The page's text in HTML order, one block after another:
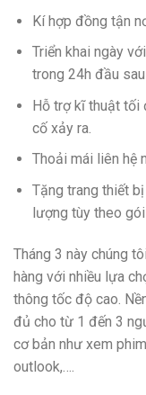
Kí hợp đồng tận
Triển khai ngày
trong 24h đầu
Hỗ trợ kĩ thuật tối
cố xảy ra.
Thoải mái liên hệ
Tặng trang thiết
lượng tùy theo
Tháng 3 này chúng
hàng với nhiều lựa
thông tốc độ cao.
đủ cho từ 1 đến 3
cơ bản như xem
outlook,….